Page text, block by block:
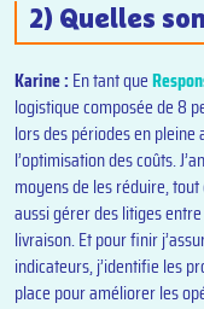
2) Quelles
Karine : En tant que
logistique composée de 8
lors des périodes en
l’optimisation des coûts.
moyens de les réduire,
aussi gérer des litiges
livraison. Et pour finir
indicateurs, j’identifie les
place pour améliorer les